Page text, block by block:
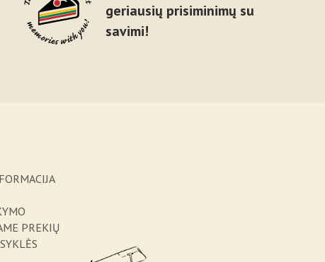
geriausių prisiminimų su
savimi!
PREKIŲ